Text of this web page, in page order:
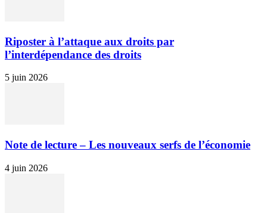
Riposter à l’attaque aux droits par
l’interdépendance des droits
5 juin 2026
Note de lecture – Les nouveaux serfs de l’économie
4 juin 2026